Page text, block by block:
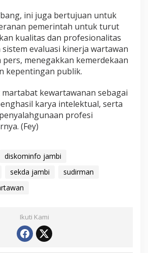
ini juga bertujuan untuk
pemerintah untuk turut
kualitas dan profesionalitas
evaluasi kinerja wartawan
menegakkan kemerdekaan
kepentingan publik.
kewartawanan sebagai
karya intelektual, serta
profesi
(Fey)
diskominfo jambi
sekda jambi
sudirman
Ikuti Kami